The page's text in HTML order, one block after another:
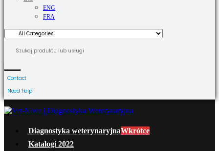
ENG
FRA
Contact
Need Help
Diagnostyka weterynaryjnaWkrótce
Katalogi 2022